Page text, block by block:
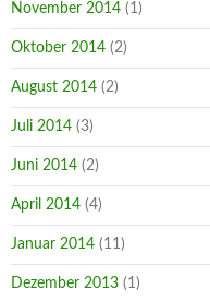
November 2014 (1)
Oktober 2014 (2)
August 2014 (2)
Juli 2014 (3)
Juni 2014 (2)
April 2014 (4)
Januar 2014 (11)
Dezember 2013 (1)